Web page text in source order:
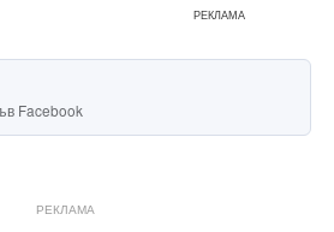
РЕКЛАМА
Facebook
РЕКЛАМА